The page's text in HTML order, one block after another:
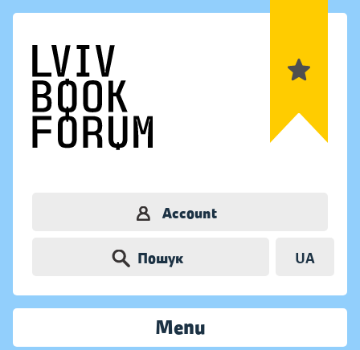
Account
Пошук UA
Menu